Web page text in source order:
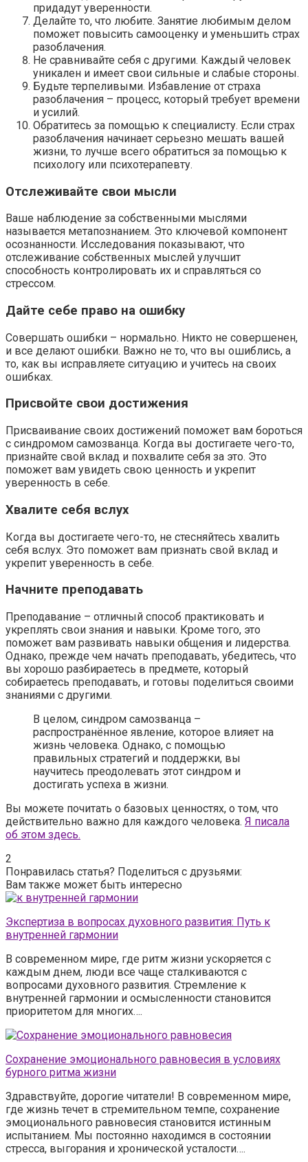
придадут уверенности.
Делайте то, что любите. Занятие любимым делом
поможет повысить самооценку и уменьшить страх
разоблачения.
Не сравнивайте себя с другими. Каждый человек
уникален и имеет свои сильные и слабые стороны.
Будьте терпеливыми. Избавление от страха
разоблачения – процесс, который требует времени
и усилий.
Обратитесь за помощью к специалисту. Если страх
разоблачения начинает серьезно мешать вашей
жизни, то лучше всего обратиться за помощью к
психологу или психотерапевту.
Отслеживайте свои мысли
Ваше наблюдение за собственными мыслями
называется метапознанием. Это ключевой компонент
осознанности. Исследования показывают, что
отслеживание собственных мыслей улучшит
способность контролировать их и справляться со
стрессом.
Дайте себе право на ошибку
Совершать ошибки – нормально. Никто не совершенен,
и все делают ошибки. Важно не то, что вы ошиблись, а
то, как вы исправляете ситуацию и учитесь на своих
ошибках.
Присвойте свои достижения
Присваивание своих достижений поможет вам бороться
с синдромом самозванца. Когда вы достигаете чего-то,
признайте свой вклад и похвалите себя за это. Это
поможет вам увидеть свою ценность и укрепит
уверенность в себе.
Хвалите себя вслух
Когда вы достигаете чего-то, не стесняйтесь хвалить
себя вслух. Это поможет вам признать свой вклад и
укрепит уверенность в себе.
Начните преподавать
Преподавание – отличный способ практиковать и
укреплять свои знания и навыки. Кроме того, это
поможет вам развивать навыки общения и лидерства.
Однако, прежде чем начать преподавать, убедитесь, что
вы хорошо разбираетесь в предмете, который
собираетесь преподавать, и готовы поделиться своими
знаниями с другими.
В целом, синдром самозванца –
распространённое явление, которое влияет на
жизнь человека. Однако, с помощью
правильных стратегий и поддержки, вы
научитесь преодолевать этот синдром и
достигать успеха в жизни.
Вы можете почитать о базовых ценностях, о том, что
действительно важно для каждого человека. Я писала
об этом здесь.
2
Понравилась статья? Поделиться с друзьями:
Вам также может быть интересно
Экспертиза в вопросах духовного развития: Путь к
внутренней гармонии
В современном мире, где ритм жизни ускоряется с
каждым днем, люди все чаще сталкиваются с
вопросами духовного развития. Стремление к
внутренней гармонии и осмысленности становится
приоритетом для многих….
Сохранение эмоционального равновесия в условиях
бурного ритма жизни
Здравствуйте, дорогие читатели! В современном мире,
где жизнь течет в стремительном темпе, сохранение
эмоционального равновесия становится истинным
испытанием. Мы постоянно находимся в состоянии
стресса, выгорания и хронической усталости….